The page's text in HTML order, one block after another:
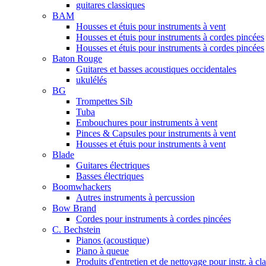
guitares classiques
BAM
Housses et étuis pour instruments à vent
Housses et étuis pour instruments à cordes pincées
Housses et étuis pour instruments à cordes pincées
Baton Rouge
Guitares et basses acoustiques occidentales
ukulélés
BG
Trompettes Sib
Tuba
Embouchures pour instruments à vent
Pinces & Capsules pour instruments à vent
Housses et étuis pour instruments à vent
Blade
Guitares électriques
Basses électriques
Boomwhackers
Autres instruments à percussion
Bow Brand
Cordes pour instruments à cordes pincées
C. Bechstein
Pianos (acoustique)
Piano à queue
Produits d'entretien et de nettoyage pour instr. à